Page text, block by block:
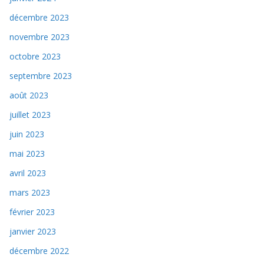
décembre 2023
novembre 2023
octobre 2023
septembre 2023
août 2023
juillet 2023
juin 2023
mai 2023
avril 2023
mars 2023
février 2023
janvier 2023
décembre 2022